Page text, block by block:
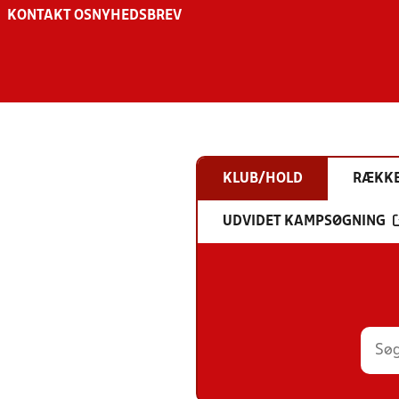
KONTAKT OS NYHEDSBREV
KLUB/HOLD
UDVIDET KAMPSØGNING